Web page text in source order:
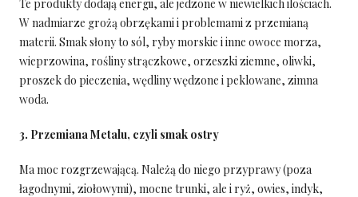
Te produkty dodają energii, ale jedzone w niewielkich ilościach.
W nadmiarze grożą obrzękami i problemami z przemianą
materii. Smak słony to sól, ryby morskie i inne owoce morza,
wieprzowina, rośliny strączkowe, orzeszki ziemne, oliwki,
proszek do pieczenia, wędliny wędzone i peklowane, zimna
woda.
3. Przemiana Metalu, czyli smak ostry
Ma moc rozgrzewającą. Należą do niego przyprawy (poza
łagodnymi, ziołowymi), mocne trunki, ale i ryż, owies, indyk,